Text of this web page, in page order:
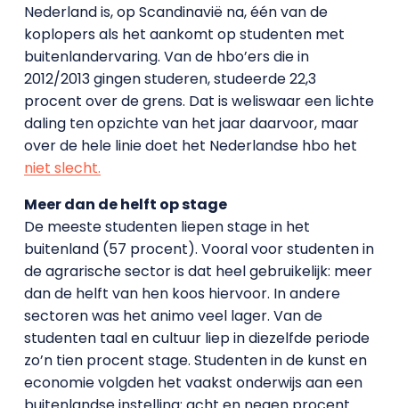
Nederland is, op Scandinavië na, één van de
koplopers als het aankomt op studenten met
buitenlandervaring. Van de hbo’ers die in
2012/2013 gingen studeren, studeerde 22,3
procent over de grens. Dat is weliswaar een lichte
daling ten opzichte van het jaar daarvoor, maar
over de hele linie doet het Nederlandse hbo het
niet slecht.
Meer dan de helft op stage
De meeste studenten liepen stage in het
buitenland (57 procent). Vooral voor studenten in
de agrarische sector is dat heel gebruikelijk: meer
dan de helft van hen koos hiervoor. In andere
sectoren was het animo veel lager. Van de
studenten taal en cultuur liep in diezelfde periode
zo’n tien procent stage. Studenten in de kunst en
economie volgden het vaakst onderwijs aan een